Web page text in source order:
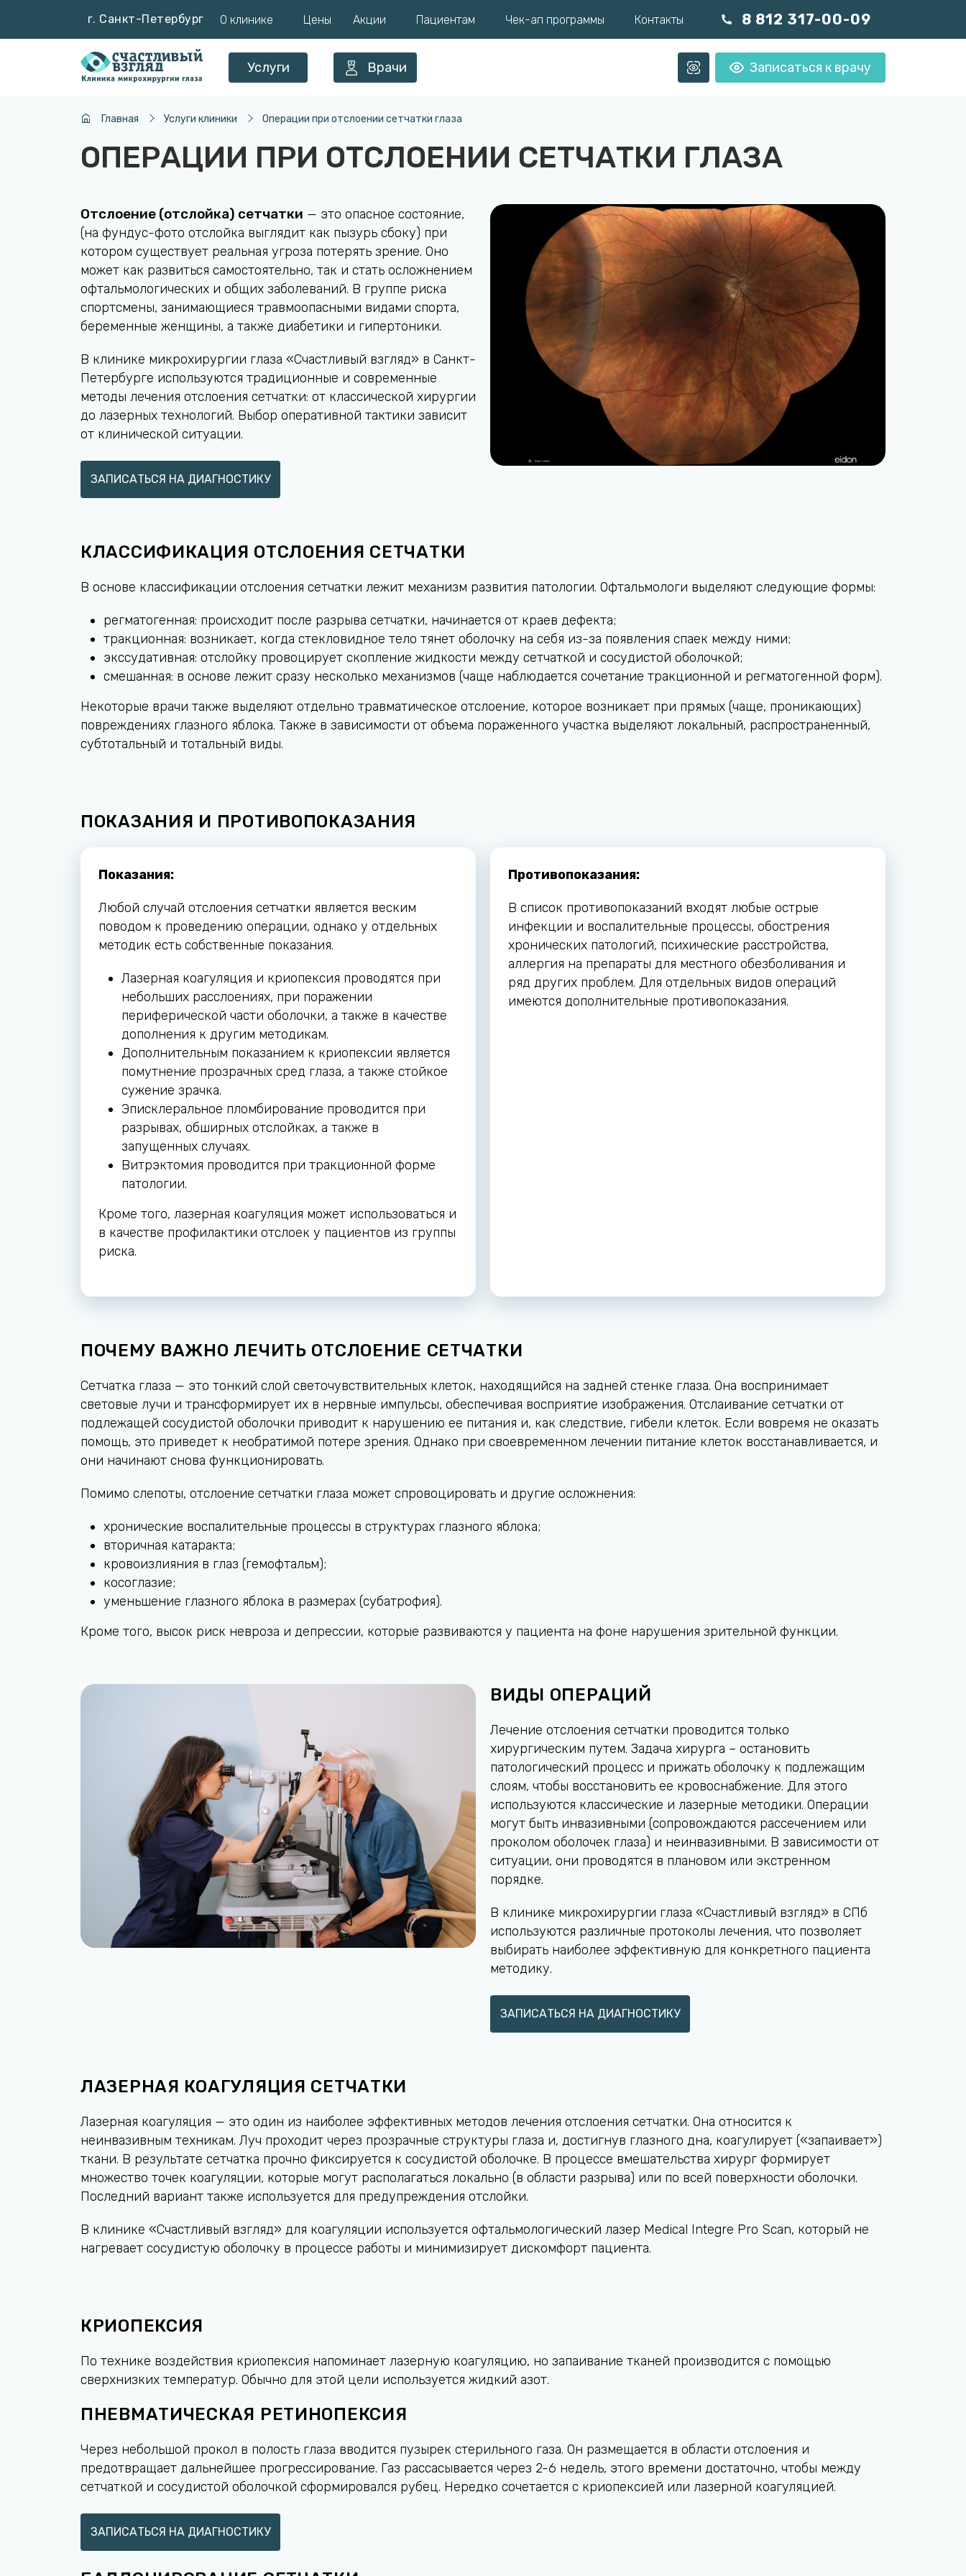
г. Санкт-Петербург О клинике Цены Акции Пациентам Чек-ап программы Контакты 8 812 317-00-09
Услуги Врачи Записаться к врачу
Главная Услуги клиники Операции при отслоении сетчатки глаза
ОПЕРАЦИИ ПРИ ОТСЛОЕНИИ СЕТЧАТКИ ГЛАЗА
Отслоение (отслойка) сетчатки — это опасное состояние,
(на фундус-фото отслойка выглядит как пызурь сбоку) при
котором существует реальная угроза потерять зрение. Оно
может как развиться самостоятельно, так и стать осложнением
офтальмологических и общих заболеваний. В группе риска
спортсмены, занимающиеся травмоопасными видами спорта,
беременные женщины, а также диабетики и гипертоники.
В клинике микрохирургии глаза «Счастливый взгляд» в Санкт-
Петербурге используются традиционные и современные
методы лечения отслоения сетчатки: от классической хирургии
до лазерных технологий. Выбор оперативной тактики зависит
от клинической ситуации.
ЗАПИСАТЬСЯ НА ДИАГНОСТИКУ
КЛАССИФИКАЦИЯ ОТСЛОЕНИЯ СЕТЧАТКИ
В основе классификации отслоения сетчатки лежит механизм развития патологии. Офтальмологи выделяют следующие формы:
регматогенная: происходит после разрыва сетчатки, начинается от краев дефекта;
тракционная: возникает, когда стекловидное тело тянет оболочку на себя из-за появления спаек между ними;
экссудативная: отслойку провоцирует скопление жидкости между сетчаткой и сосудистой оболочкой;
смешанная: в основе лежит сразу несколько механизмов (чаще наблюдается сочетание тракционной и регматогенной форм).
Некоторые врачи также выделяют отдельно травматическое отслоение, которое возникает при прямых (чаще, проникающих)
повреждениях глазного яблока. Также в зависимости от объема пораженного участка выделяют локальный, распространенный,
субтотальный и тотальный виды.
ПОКАЗАНИЯ И ПРОТИВОПОКАЗАНИЯ
Показания:
Любой случай отслоения сетчатки является веским
поводом к проведению операции, однако у отдельных
методик есть собственные показания.
Лазерная коагуляция и криопексия проводятся при
небольших расслоениях, при поражении
периферической части оболочки, а также в качестве
дополнения к другим методикам.
Дополнительным показанием к криопексии является
помутнение прозрачных сред глаза, а также стойкое
сужение зрачка.
Эписклеральное пломбирование проводится при
разрывах, обширных отслойках, а также в
запущенных случаях.
Витрэктомия проводится при тракционной форме
патологии.
Кроме того, лазерная коагуляция может использоваться и
в качестве профилактики отслоек у пациентов из группы
риска.
Противопоказания:
В список противопоказаний входят любые острые
инфекции и воспалительные процессы, обострения
хронических патологий, психические расстройства,
аллергия на препараты для местного обезболивания и
ряд других проблем. Для отдельных видов операций
имеются дополнительные противопоказания.
ПОЧЕМУ ВАЖНО ЛЕЧИТЬ ОТСЛОЕНИЕ СЕТЧАТКИ
Сетчатка глаза — это тонкий слой светочувствительных клеток, находящийся на задней стенке глаза. Она воспринимает
световые лучи и трансформирует их в нервные импульсы, обеспечивая восприятие изображения. Отслаивание сетчатки от
подлежащей сосудистой оболочки приводит к нарушению ее питания и, как следствие, гибели клеток. Если вовремя не оказать
помощь, это приведет к необратимой потере зрения. Однако при своевременном лечении питание клеток восстанавливается, и
они начинают снова функционировать.
Помимо слепоты, отслоение сетчатки глаза может спровоцировать и другие осложнения:
хронические воспалительные процессы в структурах глазного яблока;
вторичная катаракта;
кровоизлияния в глаз (гемофтальм);
косоглазие;
уменьшение глазного яблока в размерах (субатрофия).
Кроме того, высок риск невроза и депрессии, которые развиваются у пациента на фоне нарушения зрительной функции.
ВИДЫ ОПЕРАЦИЙ
Лечение отслоения сетчатки проводится только
хирургическим путем. Задача хирурга – остановить
патологический процесс и прижать оболочку к подлежащим
слоям, чтобы восстановить ее кровоснабжение. Для этого
используются классические и лазерные методики. Операции
могут быть инвазивными (сопровождаются рассечением или
проколом оболочек глаза) и неинвазивными. В зависимости от
ситуации, они проводятся в плановом или экстренном
порядке.
В клинике микрохирургии глаза «Счастливый взгляд» в СПб
используются различные протоколы лечения, что позволяет
выбирать наиболее эффективную для конкретного пациента
методику.
ЗАПИСАТЬСЯ НА ДИАГНОСТИКУ
ЛАЗЕРНАЯ КОАГУЛЯЦИЯ СЕТЧАТКИ
Лазерная коагуляция — это один из наиболее эффективных методов лечения отслоения сетчатки. Она относится к
неинвазивным техникам. Луч проходит через прозрачные структуры глаза и, достигнув глазного дна, коагулирует («запаивает»)
ткани. В результате сетчатка прочно фиксируется к сосудистой оболочке. В процессе вмешательства хирург формирует
множество точек коагуляции, которые могут располагаться локально (в области разрыва) или по всей поверхности оболочки.
Последний вариант также используется для предупреждения отслойки.
В клинике «Счастливый взгляд» для коагуляции используется офтальмологический лазер Medical Integre Pro Scan, который не
нагревает сосудистую оболочку в процессе работы и минимизирует дискомфорт пациента.
КРИОПЕКСИЯ
По технике воздействия криопексия напоминает лазерную коагуляцию, но запаивание тканей производится с помощью
сверхнизких температур. Обычно для этой цели используется жидкий азот.
ПНЕВМАТИЧЕСКАЯ РЕТИНОПЕКСИЯ
Через небольшой прокол в полость глаза вводится пузырек стерильного газа. Он размещается в области отслоения и
предотвращает дальнейшее прогрессирование. Газ рассасывается через 2-6 недель, этого времени достаточно, чтобы между
сетчаткой и сосудистой оболочкой сформировался рубец. Нередко сочетается с криопексией или лазерной коагуляцией.
ЗАПИСАТЬСЯ НА ДИАГНОСТИКУ